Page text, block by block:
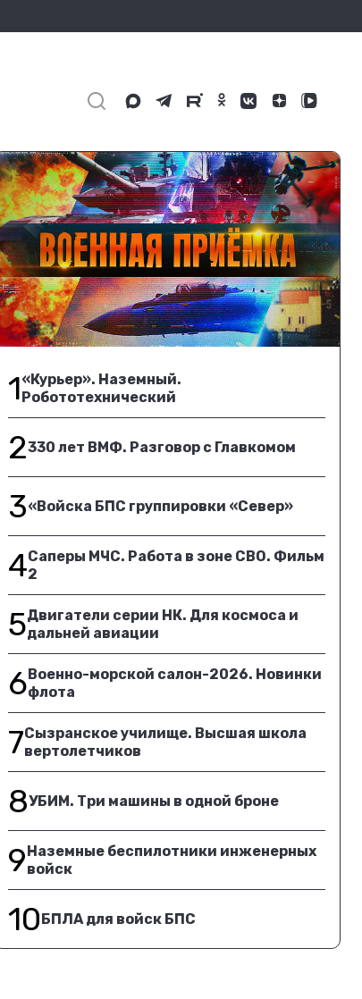
1«Курьер». Наземный.
Робототехнический
2330 лет ВМФ. Разговор с Главкомом
3«Войска БПС группировки «Север»
4Саперы МЧС. Работа в зоне СВО. Фильм
2
5Двигатели серии НК. Для космоса и
дальней авиации
6Военно-морской салон-2026. Новинки
флота
7Сызранское училище. Высшая школа
вертолетчиков
8УБИМ. Три машины в одной броне
9Наземные беспилотники инженерных
войск
10БПЛА для войск БПС